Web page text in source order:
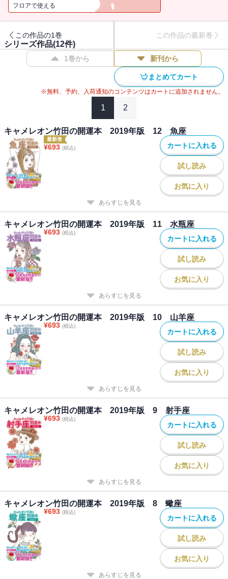
ャメレオン竹田が12星座を別に占う！
＜特典＞ 眺めるだけで運気UP★『宝船七福神の絵』携帯画面つき
【著者プロフィール】
キャメレオン竹田（きゃめれおん・たけだ）
占星術研究家・作家・イラストレーター・波動セラピスト・旅人・
株式会社トウメイ人間製作所 代表取締役。
「自分の波動を整えて、開運していくコツ」を日々、研究し、国内
をライフワークとしている。
ジュエリーブランド「HOSHiGAMI」を立ち上げるほか、会員制オン
ラインサロン（キャメサロン）を主宰、テレビ朝日、フジテレビ、
abemaTV、J-WAVEなど、テレビ・ラジオ出演、書籍の執筆、雑誌
の連載、アプリ監修など幅広く活躍。
ANA公式サイトで『キャメレオン竹田のANA旅占い』も連載中。公
式LINE@では、波動がよくなるメッセージを毎日発信！フォロワー
日本社）、『占星術が教えてくれる 相性のひみつ』（日本実業出版
社）、『神さまとの直通電話:運がよくなる《波動》の法則』（三笠
書房）、『マンガ おもしろいほどよく当たる！12星座あるある』
（アスコム）などがある。
フロアで使える
この作品の1巻 この作品の最新巻
シリーズ作品(12件)
1巻から 新刊から
まとめてカート
※無料、予約、入荷通知のコンテンツはカートに追加されません。
1 2
キャメレオン竹田の開運本 2019年版 12 魚座
最新巻
¥693 (税込) カートに入れる
試し読み
お気に入り
あらすじを見る
キャメレオン竹田の開運本 2019年版 11 水瓶座
¥693 (税込)
カートに入れる
試し読み
お気に入り
あらすじを見る
キャメレオン竹田の開運本 2019年版 10 山羊座
¥693 (税込)
カートに入れる
試し読み
お気に入り
あらすじを見る
キャメレオン竹田の開運本 2019年版 9 射手座
¥693 (税込)
カートに入れる
試し読み
お気に入り
あらすじを見る
キャメレオン竹田の開運本 2019年版 8 蠍座
¥693 (税込)
カートに入れる
試し読み
お気に入り
あらすじを見る